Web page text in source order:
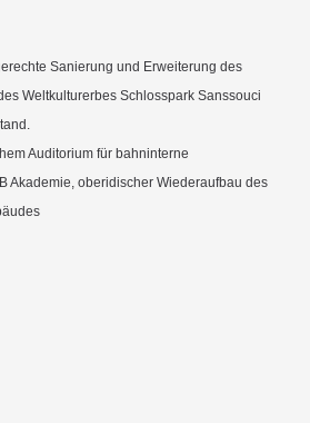
Sanierung und Erweiterung des
Weltkulturerbes Schlosspark Sanssouci
Auditorium für bahninterne
Akademie, oberidischer Wiederaufbau des